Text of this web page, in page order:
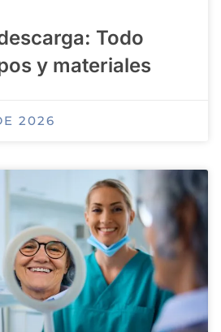
Todo
y materiales
2026